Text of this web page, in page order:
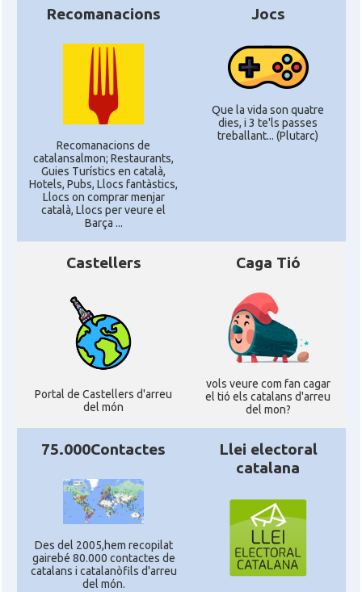
Recomanacions
Recomanacions de
catalansalmon; Restaurants,
Guies Turístics en català,
Hotels, Pubs, Llocs fantàstics,
Llocs on comprar menjar
català, Llocs per veure el
Barça ...
Jocs
Que la vida son quatre
dies, i 3 te'ls passes
treballant... (Plutarc)
Castellers
Portal de Castellers d'arreu
del món
Caga Tió
vols veure com fan cagar
el tió els catalans d'arreu
del mon?
75.000Contactes
Des del 2005,hem recopilat
gairebé 80.000 contactes de
catalans i catalanòfils d'arreu
del món.
Llei electoral
catalana